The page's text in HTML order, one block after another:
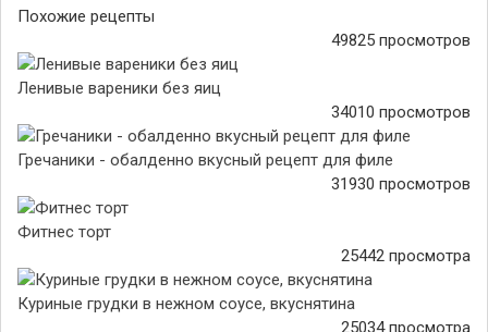
Похожие рецепты
49825 просмотров
Ленивые вареники без яиц
34010 просмотров
Гречаники - обалденно вкусный рецепт для филе
31930 просмотров
Фитнес торт
25442 просмотра
Куриные грудки в нежном соусе, вкуснятина
25034 просмотра